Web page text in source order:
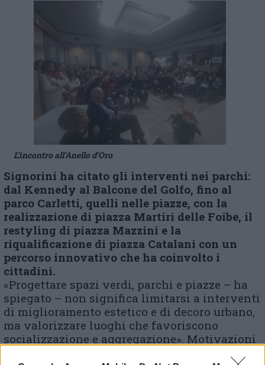
L’incontro all’Anello d’Oro
Signorini ha citato gli interventi nei parchi:
dal Kennedy al Balcone del Golfo, fino al
parco Carletti, quelli nelle piazze, con la
realizzazione di piazza Martiri delle Foibe, il
restyling di piazza Mazzini e la
riqualificazione di piazza Catalani con un
percorso innovativo che ha coinvolto i
cittadini.
«Progettare spazi verdi, parchi e piazze – ha
spiegato – non significa limitarsi a interventi
di miglioramento estetico e di decoro urbano,
ma valorizzare luoghi che favoriscono
socializzazione e aggregazione». Motivazioni